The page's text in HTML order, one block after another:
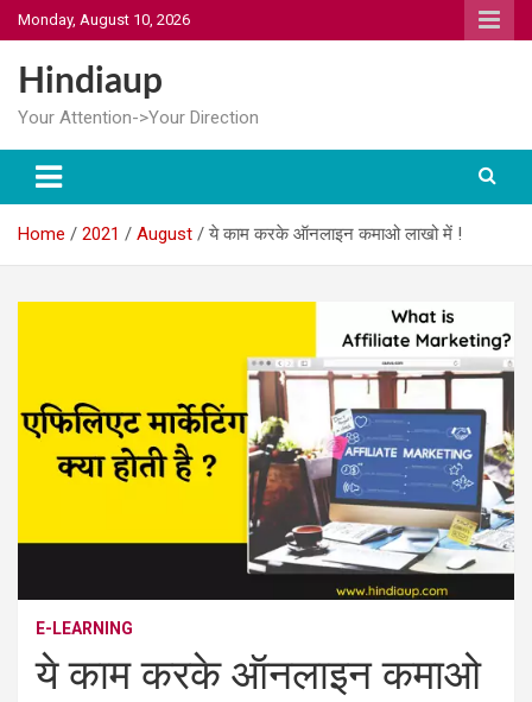
Skip
to
content
Monday, August 10, 2026
Hindiaup
Your Attention->Your Direction
Home 2021 August ये काम करके ऑनलाइन कमाओ लाखो में !
E-LEARNING
ये काम करके ऑनलाइन कमाओ